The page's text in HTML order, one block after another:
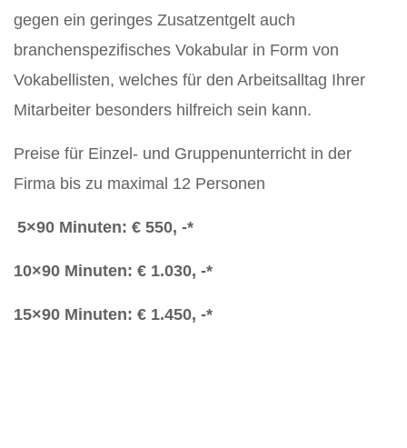
gegen ein geringes Zusatzentgelt auch
branchenspezifisches Vokabular in Form von
Vokabellisten, welches für den Arbeitsalltag Ihrer
Mitarbeiter besonders hilfreich sein kann.
Preise für Einzel- und Gruppenunterricht in der
Firma bis zu maximal 12 Personen
5×90 Minuten: € 550, -*
10×90 Minuten: € 1.030, -*
15×90 Minuten: € 1.450, -*